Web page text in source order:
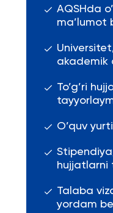
AQSHda
ma’lumot
akademik
To’g’ri
O’quv
hujjatlarni
Talaba
yordam